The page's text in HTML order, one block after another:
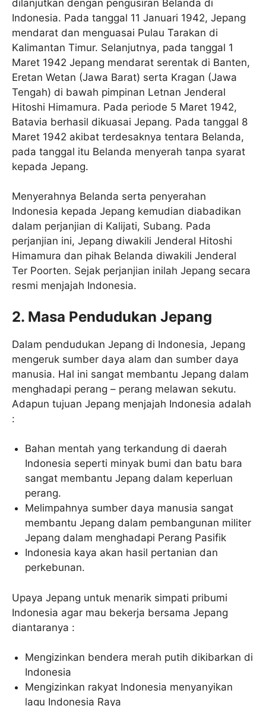
dilanjutkan dengan pengusiran Belanda di
Indonesia. Pada tanggal 11 Januari 1942, Jepang
mendarat dan menguasai Pulau Tarakan di
Kalimantan Timur. Selanjutnya, pada tanggal 1
Maret 1942 Jepang mendarat serentak di Banten,
Eretan Wetan (Jawa Barat) serta Kragan (Jawa
Tengah) di bawah pimpinan Letnan Jenderal
Hitoshi Himamura. Pada periode 5 Maret 1942,
Batavia berhasil dikuasai Jepang. Pada tanggal 8
Maret 1942 akibat terdesaknya tentara Belanda,
pada tanggal itu Belanda menyerah tanpa syarat
kepada Jepang.
Menyerahnya Belanda serta penyerahan
Indonesia kepada Jepang kemudian diabadikan
dalam perjanjian di Kalijati, Subang. Pada
perjanjian ini, Jepang diwakili Jenderal Hitoshi
Himamura dan pihak Belanda diwakili Jenderal
Ter Poorten. Sejak perjanjian inilah Jepang secara
resmi menjajah Indonesia.
2. Masa Pendudukan Jepang
Dalam pendudukan Jepang di Indonesia, Jepang
mengeruk sumber daya alam dan sumber daya
manusia. Hal ini sangat membantu Jepang dalam
menghadapi perang – perang melawan sekutu.
Adapun tujuan Jepang menjajah Indonesia adalah
:
Bahan mentah yang terkandung di daerah
Indonesia seperti minyak bumi dan batu bara
sangat membantu Jepang dalam keperluan
perang.
Melimpahnya sumber daya manusia sangat
membantu Jepang dalam pembangunan militer
Jepang dalam menghadapi Perang Pasifik
Indonesia kaya akan hasil pertanian dan
perkebunan.
Upaya Jepang untuk menarik simpati pribumi
Indonesia agar mau bekerja bersama Jepang
diantaranya :
Mengizinkan bendera merah putih dikibarkan di
Indonesia
Mengizinkan rakyat Indonesia menyanyikan
lagu Indonesia Raya